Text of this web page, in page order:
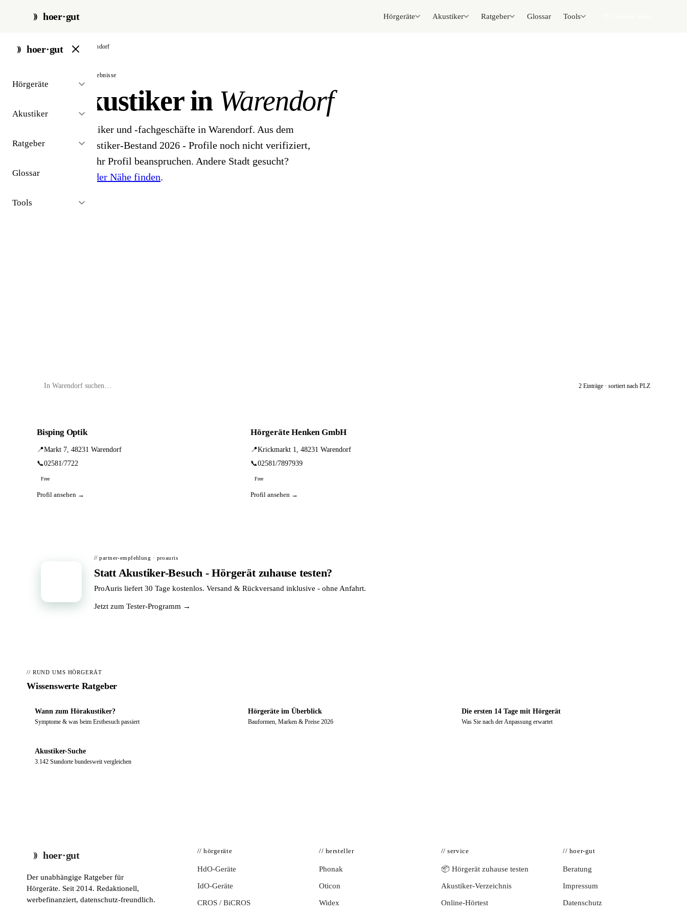
hoer·gut Hörgeräte Akustiker Ratgeber Glossar Tools
hoer·gut
Hörgeräte
Akustiker
Ratgeber
Glossar
Tools
start / akustiker / warendorf
// stadt · warendorf · 2 ergebnisse
Hörakustiker in Warendorf
2 Hörgeräteakustiker und -fachgeschäfte in Warendorf. Aus dem
öffentlichen Akustiker-Bestand 2026 - Profile noch nicht verifiziert,
Inhaber können ihr Profil beanspruchen. Andere Stadt gesucht?
Hörakustiker in der Nähe finden.
2 Einträge · sortiert nach PLZ
Bisping Optik
📍Markt 7, 48231 Warendorf
📞02581/7722
Free
Profil ansehen →
Hörgeräte Henken GmbH
📍Krickmarkt 1, 48231 Warendorf
📞02581/7897939
Free
Profil ansehen →
// partner-empfehlung · proauris
Statt Akustiker-Besuch - Hörgerät zuhause testen?
ProAuris liefert 30 Tage kostenlos. Versand & Rückversand inklusive - ohne Anfahrt.
Jetzt zum Tester-Programm →
// RUND UMS HÖRGERÄT
Wissenswerte Ratgeber
Wann zum Hörakustiker?
Symptome & was beim Erstbesuch passiert
Hörgeräte im Überblick
Bauformen, Marken & Preise 2026
Die ersten 14 Tage mit Hörgerät
Was Sie nach der Anpassung erwartet
Akustiker-Suche
3.142 Standorte bundesweit vergleichen
hoer·gut
Der unabhängige Ratgeber für
Hörgeräte. Seit 2014. Redaktionell,
werbefinanziert, datenschutz-freundlich.
// hörgeräte
HdO-Geräte
IdO-Geräte
CROS / BiCROS
// hersteller
Phonak
Oticon
Widex
// service
📦 Hörgerät zuhause testen
Akustiker-Verzeichnis
Online-Hörtest
// hoer-gut
Beratung
Impressum
Datenschutz